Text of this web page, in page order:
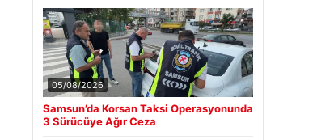
05/08/2026
Samsun’da Korsan Taksi Operasyonunda
3 Sürücüye Ağır Ceza